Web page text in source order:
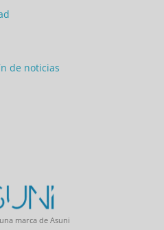
de noticias
marca de Asuni